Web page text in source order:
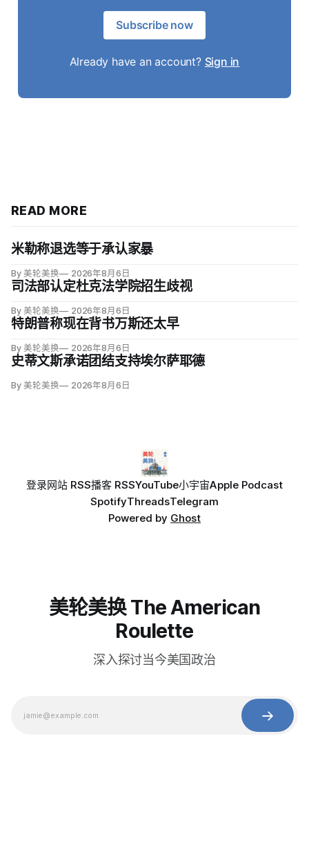
Subscribe now
Already have an account? Sign in
READ MORE
米勒称退选等于承认家暴
By 美轮美换 2026年8月6日
司法部认定杜克法学院招生歧视
By 美轮美换 2026年8月6日
特朗普称现在背书万斯还太早
By 美轮美换 2026年8月6日
史蒂文斯承诺团结支持埃尔萨耶德
By 美轮美换 2026年8月6日
登录网站 RSS播客 RSSYouTube小宇宙Apple Podcast
SpotifyThreadsTelegram
Powered by Ghost
美轮美换 The American
Roulette
深入探讨当今美国政治